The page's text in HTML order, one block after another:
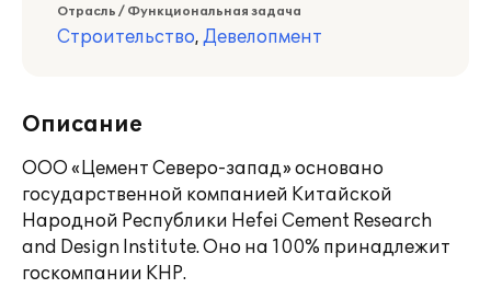
Отрасль / Функциональная задача
Строительство, Девелопмент
Описание
ООО «Цемент Северо-запад» основано
государственной компанией Китайской
Народной Республики Hefei Cement Research
and Design Institute. Оно на 100% принадлежит
госкомпании КНР.